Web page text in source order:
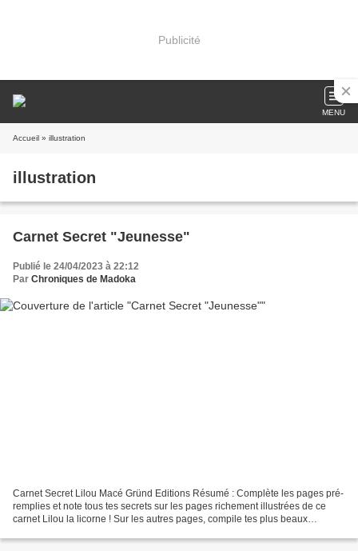
Publicité
MENU
Accueil » illustration
illustration
Carnet Secret "Jeunesse"
Publié le 24/04/2023 à 22:12
Par Chroniques de Madoka
Carnet Secret Lilou Macé Gründ Editions Résumé : Complète les pages pré-
remplies et note tous tes secrets sur les pages richement illustrées de ce
carnet Lilou la licorne ! Sur les autres pages, compile tes plus beaux